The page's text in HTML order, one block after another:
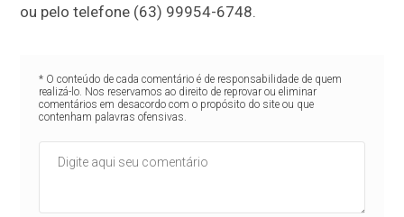
ou pelo telefone (63) 99954-6748.
* O conteúdo de cada comentário é de responsabilidade de quem
realizá-lo. Nos reservamos ao direito de reprovar ou eliminar
comentários em desacordo com o propósito do site ou que
contenham palavras ofensivas.